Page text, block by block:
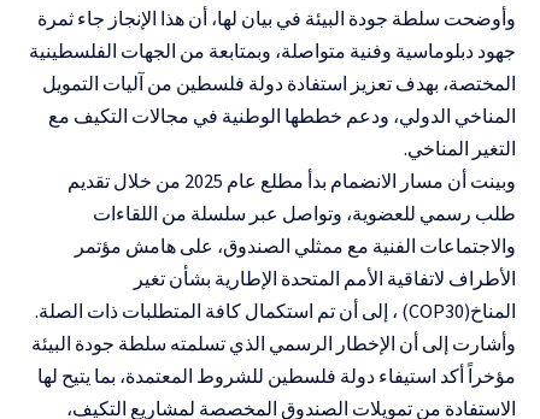
وأوضحت سلطة جودة البيئة في بيان لها، أن هذا الإنجاز جاء ثمرة
جهود دبلوماسية وفنية متواصلة، وبمتابعة من الجهات الفلسطينية
المختصة، بهدف تعزيز استفادة دولة فلسطين من آليات التمويل
المناخي الدولي، ودعم خططها الوطنية في مجالات التكيف مع
التغير المناخي.
وبينت أن مسار الانضمام بدأ مطلع عام 2025 من خلال تقديم
طلب رسمي للعضوية، وتواصل عبر سلسلة من اللقاءات
والاجتماعات الفنية مع ممثلي الصندوق، على هامش مؤتمر
الأطراف لاتفاقية الأمم المتحدة الإطارية بشأن تغير
المناخ(COP30) ، إلى أن تم استكمال كافة المتطلبات ذات الصلة.
وأشارت إلى أن الإخطار الرسمي الذي تسلمته سلطة جودة البيئة
مؤخراً أكد استيفاء دولة فلسطين للشروط المعتمدة، بما يتيح لها
الاستفادة من تمويلات الصندوق المخصصة لمشاريع التكيف،